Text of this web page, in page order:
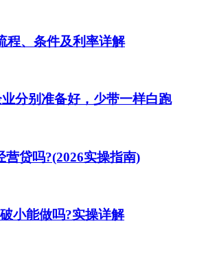
程、条件及利率详解
分别准备好，少带一样白跑
贷吗?(2026实操指南)
小能做吗?实操详解